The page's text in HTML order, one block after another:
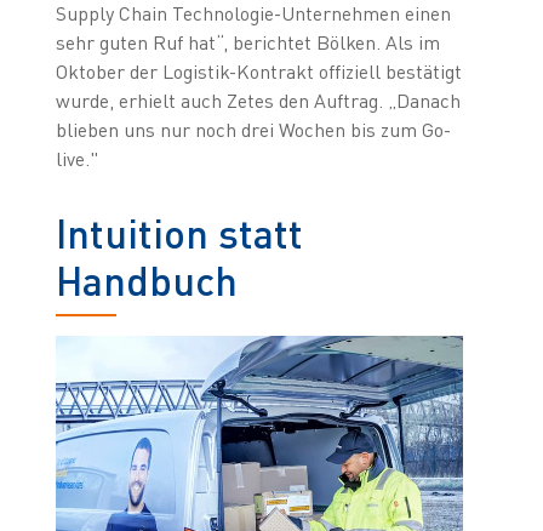
Supply Chain Technologie-Unternehmen einen
sehr guten Ruf hat“, berichtet Bölken. Als im
Oktober der Logistik-Kontrakt offiziell bestätigt
wurde, erhielt auch Zetes den Auftrag. „Danach
blieben uns nur noch drei Wochen bis zum Go-
live."
Intuition statt
Handbuch